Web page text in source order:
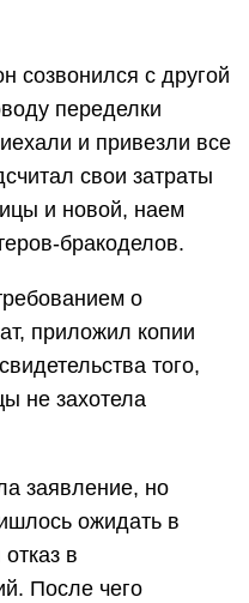
созвонился с другой
переделки
и привезли все
свои затраты
и новой, наем
бракоделов.
о
приложил копии
того,
не захотела
заявление, но
ожидать в
в
После чего